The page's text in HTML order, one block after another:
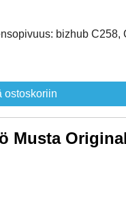
bizhub C258,
ostoskoriin
Musta Original